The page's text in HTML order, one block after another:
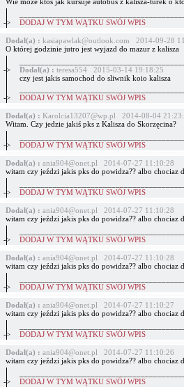
->
DODAJ W TYM WĄTKU SWÓJ WPIS
Dodał(a) : kasiapawlak@outlook.com 2014-09-28
O której godzinie jutro jest wyjazd do mazur z kalisza
->
Dodał(a) : teresa554 2015-03-14 19:18:25
czy jest jakis samochod do sliwnik koio kalisza
->
DODAJ W TYM WĄTKU SWÓJ WPIS
Dodał(a) : Karolcia13207@wp.pl 2014-08-04
Witam. Czy jedzie jakiś pks z Kalisza do Skorzęcina?
->
DODAJ W TYM WĄTKU SWÓJ WPIS
Dodał(a) : ania904@onet.pl 2014-07-27 11:10:28
witam czy jeździ jakis pks do powidza?? albo chociaz
->
DODAJ W TYM WĄTKU SWÓJ WPIS
Dodał(a) : ania904@onet.pl 2014-07-27 11:10:28
witam czy jeździ jakis pks do powidza?? albo chociaz
->
DODAJ W TYM WĄTKU SWÓJ WPIS
Dodał(a) : ania904@onet.pl 2014-07-27 11:10:28
witam czy jeździ jakis pks do powidza?? albo chociaz
->
DODAJ W TYM WĄTKU SWÓJ WPIS
Dodał(a) : ania904@onet.pl 2014-07-27 11:10:27
witam czy jeździ jakis pks do powidza?? albo chociaz
->
DODAJ W TYM WĄTKU SWÓJ WPIS
Dodał(a) : ania904@onet.pl 2014-07-27 11:10:26
witam czy jeździ jakis pks do powidza?? albo chociaz
->
DODAJ W TYM WĄTKU SWÓJ WPIS